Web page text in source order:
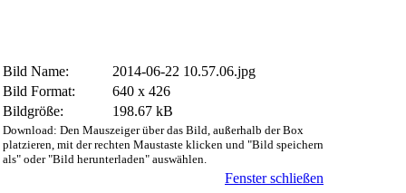
Bild Name:
2014-06-22 10.57.06.jpg
Bild Format:
640 x 426
Bildgröße:
198.67 kB
Download: Den Mauszeiger über das Bild, außerhalb der Box
platzieren, mit der rechten Maustaste klicken und "Bild speichern
als" oder "Bild herunterladen" auswählen.
Fenster schließen